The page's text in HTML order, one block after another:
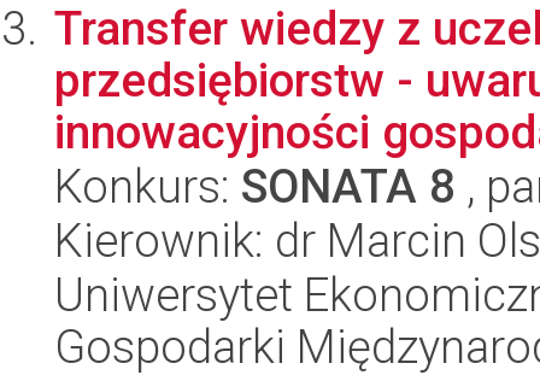
Transfer wiedzy z
przedsiębiorstw -
innowacyjności
Konkurs: SONATA 8 ,
Kierownik: dr Marcin
Uniwersytet
Gospodarki